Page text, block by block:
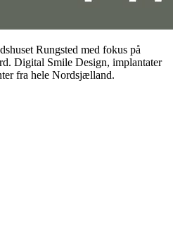
Rungsted med fokus på
Digital Smile Design, implantater
fra hele Nordsjælland.